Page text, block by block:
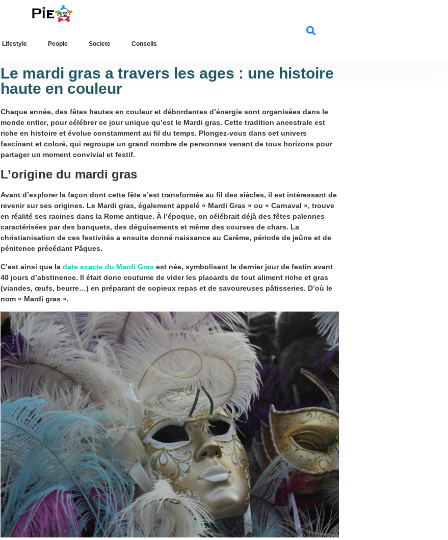
Lifestyle People Societe Conseils
Le mardi gras a travers les ages : une histoire
haute en couleur
Chaque année, des fêtes hautes en couleuret débordantes d’énergie sont organisées dans le
monde entier, pour célébrer ce jour unique qu’est le Mardi gras. Cette tradition ancestrale est
riche en histoire et évolue constamment au fil du temps. Plongez-vous dans cet univers
fascinant et coloré, qui regroupe un grand nombre de personnes venant de tous horizons pour
partager un moment convivial et festif.
L’origine du mardi gras
Avant d’explorer la façon dont cette fête s’est transformée au fil des siècles, il est intéressant de
revenir sur ses origines. Le Mardi gras, également appelé « Mardi Gras » ou « Carnaval », trouve
en réalité ses racines dans la Rome antique. À l’époque, on célébrait déjà des fêtes païennes
caractérisées par des banquets, des déguisements et même des courses de chars. La
christianisation de ces festivités a ensuite donné naissance au Carême, période de jeûne et de
pénitence précédant Pâques.
C’est ainsi que la date exacte du Mardi Gras est née, symbolisant le dernier jour de festin avant
40 jours d’abstinence. Il était donc coutume de vider les placards de tout aliment riche et gras
(viandes, œufs, beurre…) en préparant de copieux repas et de savoureuses pâtisseries. D’où le
nom « Mardi gras ».